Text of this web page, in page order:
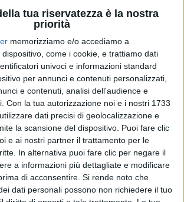
tua riservatezza è la nostra
priorità
memorizziamo e/o accediamo a
come i cookie, e trattiamo dati
univoci e informazioni standard
per annunci e contenuti personalizzati,
e contenuti, analisi dell'audience e
Con la tua autorizzazione noi e i nostri 1733
dati precisi di geolocalizzazione e
la scansione del dispositivo. Puoi fare clic
e ai nostri partner il trattamento per le
In alternativa puoi fare clic per negare il
a informazioni più dettagliate e modificare
di acconsentire. Si rende noto che
dati personali possono non richiedere il tuo
La modella e attrice è già
, nella clip ufficiale del singolo di
Convivendo
dall'ultimotour nei palazzetti, sta
tra popolari attrazioni e tipici
poche ore fa, ad esempio, era
Griffith.